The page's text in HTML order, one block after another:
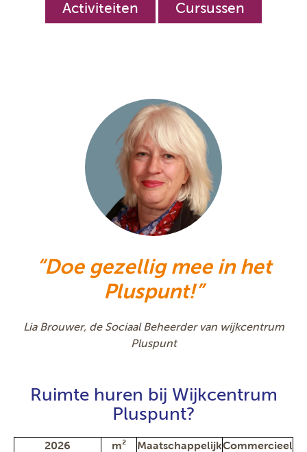
Activiteiten Cursussen
Doe gezellig mee in het
Pluspunt!
Lia Brouwer, de Sociaal Beheerder van wijkcentrum
Pluspunt
Ruimte huren bij Wijkcentrum
Pluspunt?
2026 m² MaatschappelijkCommercieel